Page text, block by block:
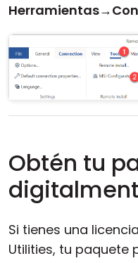
Herramientas→
Obtén tu
Si tienes una
Utilities, tu paquete